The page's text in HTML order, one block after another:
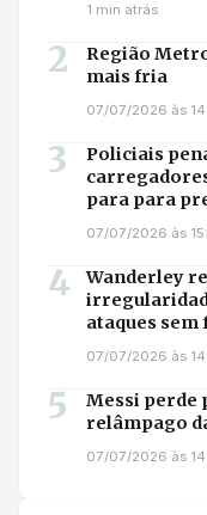
1 min atrás
2
Região
mais fria
07/07/2026 às
3
Policiais
para para
07/07/2026 às
4
Wanderley
ataques
07/07/2026 às
5
Messi perde
relâmpago
07/07/2026 às